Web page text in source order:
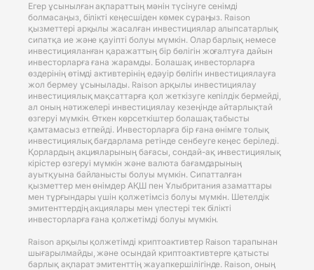
Егер ұсынылған ақпараттың мәнін түсінуге сенімді
болмасаңыз, білікті кеңесшіден көмек сұраңыз. Raison
қызметтері арқылы жасалған инвестициялар алыпсатарлық
сипатқа ие және қауіпті болуы мүмкін. Олар барлық немесе
инвестицияланған қаражаттың бір бөлігін жоғалтуға дайын
инвесторларға ғана жарамды. Болашақ инвесторларға
өздерінің өтімді активтерінің едәуір бөлігін инвестициялауға
жол бермеу ұсынылады. Raison арқылы инвестициялау
инвестициялық мақсаттарға қол жеткізуге кепілдік бермейді,
ал оның нәтижелері инвестициялау кезеңінде айтарлықтай
өзгеруі мүмкін. Өткен көрсеткіштер болашақ табысты
қамтамасыз етпейді. Инвесторларға бір ғана өнімге толық
инвестициялық бағдарлама ретінде сенбеуге кеңес беріледі.
Қорлардың акцияларының бағасы, сондай-ақ инвестициялық
кірістер өзгеруі мүмкін және валюта бағамдарының
ауытқуына байланысты болуы мүмкін. Сипатталған
қызметтер мен өнімдер АҚШ пен Ұлыбритания азаматтары
мен тұрғындары үшін қолжетімсіз болуы мүмкін. Шетелдік
эмитенттердің акциялары мен үлестері тек білікті
инвесторларға ғана қолжетімді болуы мүмкін.
Raison арқылы қолжетімді криптоактивтер Raison тарапынан
шығарылмайды, және осындай криптоактивтерге қатысты
барлық ақпарат эмитенттің жауапкершілігінде. Raison, оның